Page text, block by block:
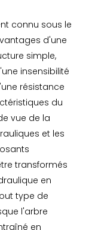
connu sous le
d'une
simple,
insensibilité
résistance
du
vue de la
et les
transformés
en
type de
l'arbre
en